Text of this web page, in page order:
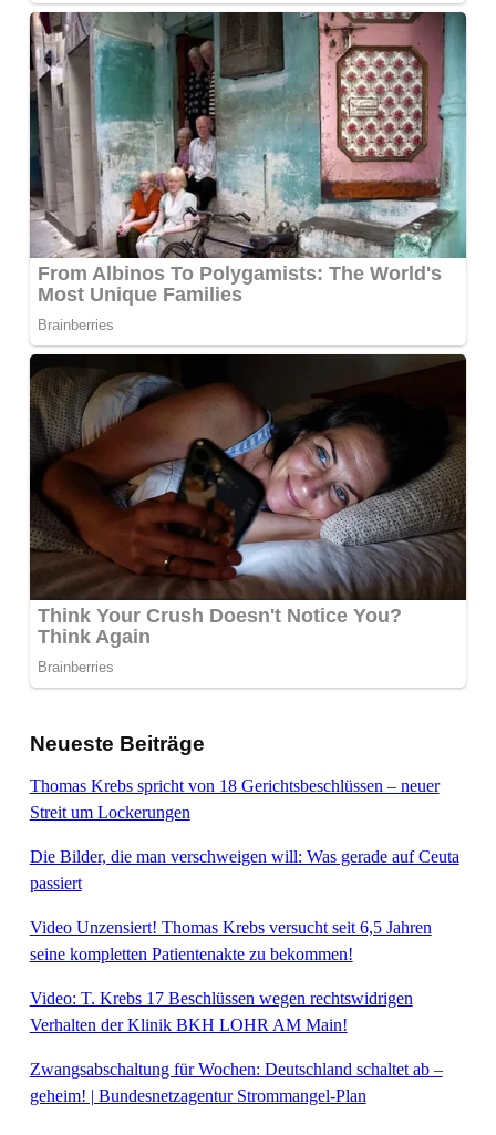
Neueste Beiträge
Thomas Krebs spricht von 18 Gerichtsbeschlüssen – neuer
Streit um Lockerungen
Die Bilder, die man verschweigen will: Was gerade auf Ceuta
passiert
Video Unzensiert! Thomas Krebs versucht seit 6,5 Jahren
seine kompletten Patientenakte zu bekommen!
Video: T. Krebs 17 Beschlüssen wegen rechtswidrigen
Verhalten der Klinik BKH LOHR AM Main!
Zwangsabschaltung für Wochen: Deutschland schaltet ab –
geheim! | Bundesnetzagentur Strommangel-Plan